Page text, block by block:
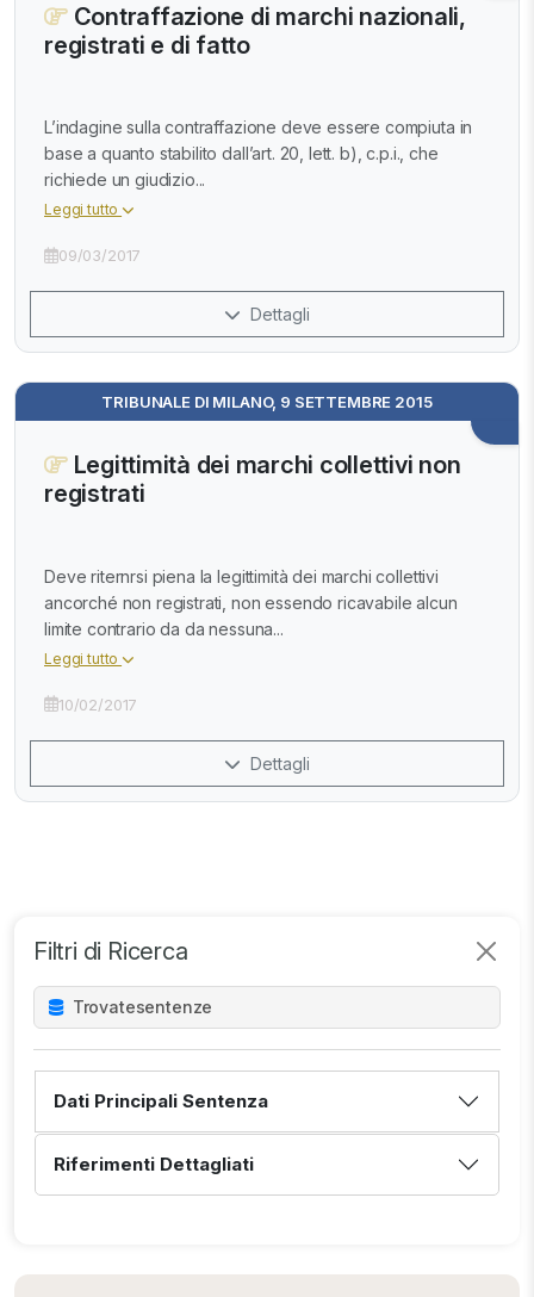
Filtri di Ricerca
Trovatesentenze
Dati Principali Sentenza
Riferimenti Dettagliati
Contraffazione di marchi nazionali,
registrati e di fatto
L’indagine sulla contraffazione deve essere compiuta in
base a quanto stabilito dall’art. 20, lett. b), c.p.i., che
richiede un giudizio...
Leggi tutto
09/03/2017
Dettagli
TRIBUNALE DI MILANO, 9 SETTEMBRE 2015
Legittimità dei marchi collettivi non
registrati
Deve riternrsi piena la legittimità dei marchi collettivi
ancorché non registrati, non essendo ricavabile alcun
limite contrario da da nessuna...
Leggi tutto
10/02/2017
Dettagli